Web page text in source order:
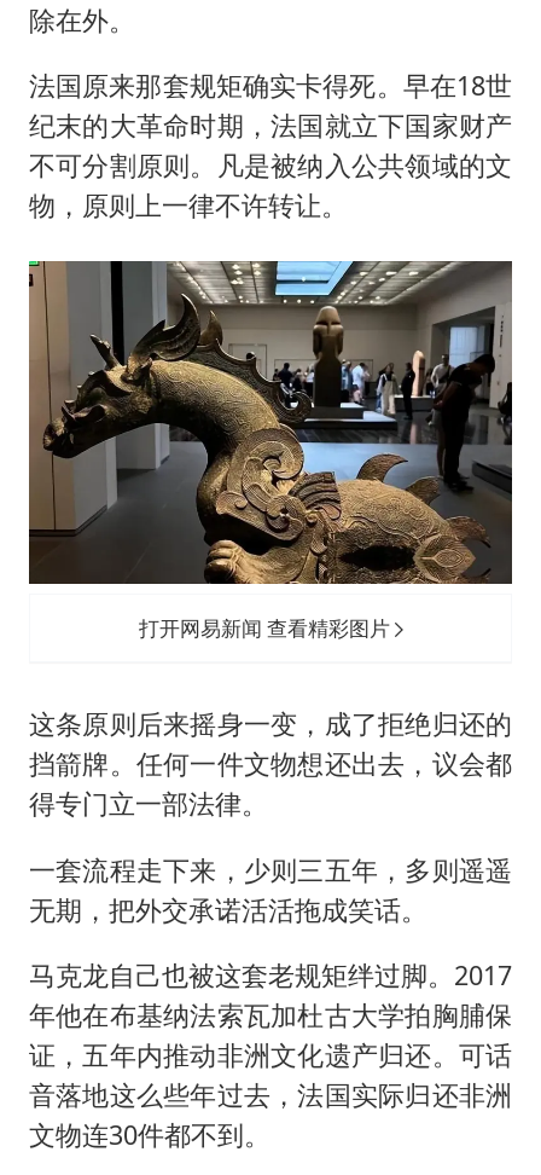
除在外。
法国原来那套规矩确实卡得死。早在18世
纪末的大革命时期，法国就立下国家财产
不可分割原则。凡是被纳入公共领域的文
物，原则上一律不许转让。
打开网易新闻 查看精彩图片
这条原则后来摇身一变，成了拒绝归还的
挡箭牌。任何一件文物想还出去，议会都
得专门立一部法律。
一套流程走下来，少则三五年，多则遥遥
无期，把外交承诺活活拖成笑话。
马克龙自己也被这套老规矩绊过脚。2017
年他在布基纳法索瓦加杜古大学拍胸脯保
证，五年内推动非洲文化遗产归还。可话
音落地这么些年过去，法国实际归还非洲
文物连30件都不到。